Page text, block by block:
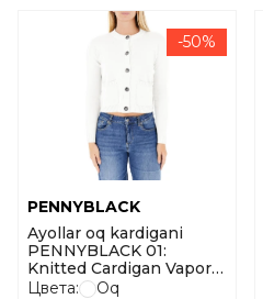
-50%
PENNYBLACK
Ayollar oq kardigani
PENNYBLACK 01:
Knitted Cardigan Vapore
o'lcham l
Цвета:
Oq